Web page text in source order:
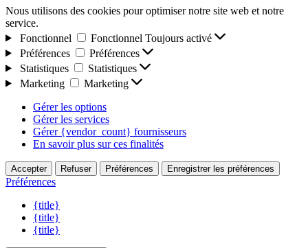
Nous utilisons des cookies pour optimiser notre site web et notre
service.
Fonctionnel
Fonctionnel Toujours activé
Préférences
Préférences
Statistiques
Statistiques
Marketing
Marketing
Gérer les options
Gérer les services
Gérer {vendor_count} fournisseurs
En savoir plus sur ces finalités
Accepter Refuser Préférences Enregistrer les préférences
Préférences
{title}
{title}
{title}